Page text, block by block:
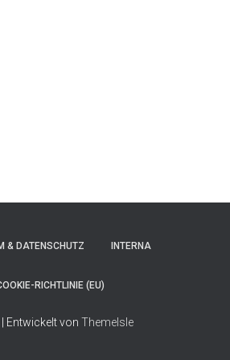
& DATENSCHUTZ INTERNA
RICHTLINIE (EU)
Entwickelt von ThemeIsle